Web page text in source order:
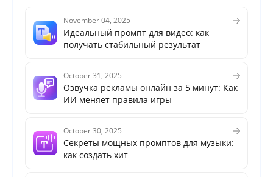
November 04, 2025
Идеальный промпт для видео: как
получать стабильный результат
October 31, 2025
Озвучка рекламы онлайн за 5 минут: Как
ИИ меняет правила игры
October 30, 2025
Секреты мощных промптов для музыки:
как создать хит